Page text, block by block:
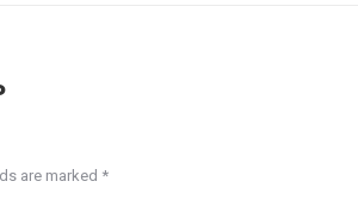
are marked *